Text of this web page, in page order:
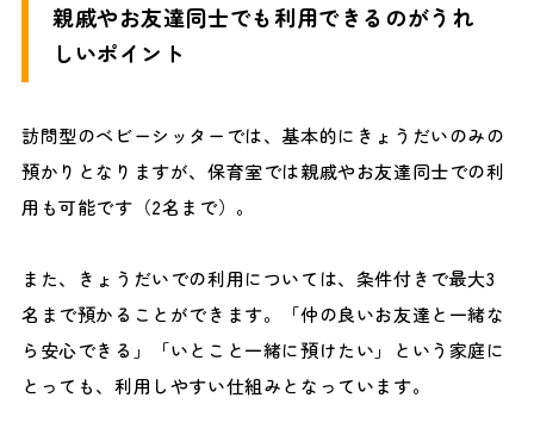
親戚やお友達同士でも利用できるのがうれ
しいポイント
訪問型のベビーシッターでは、基本的にきょうだいのみの
預かりとなりますが、保育室では親戚やお友達同士での利
用も可能です（2名まで）。
また、きょうだいでの利用については、条件付きで最大3
名まで預かることができます。「仲の良いお友達と一緒な
ら安心できる」「いとこと一緒に預けたい」という家庭に
とっても、利用しやすい仕組みとなっています。